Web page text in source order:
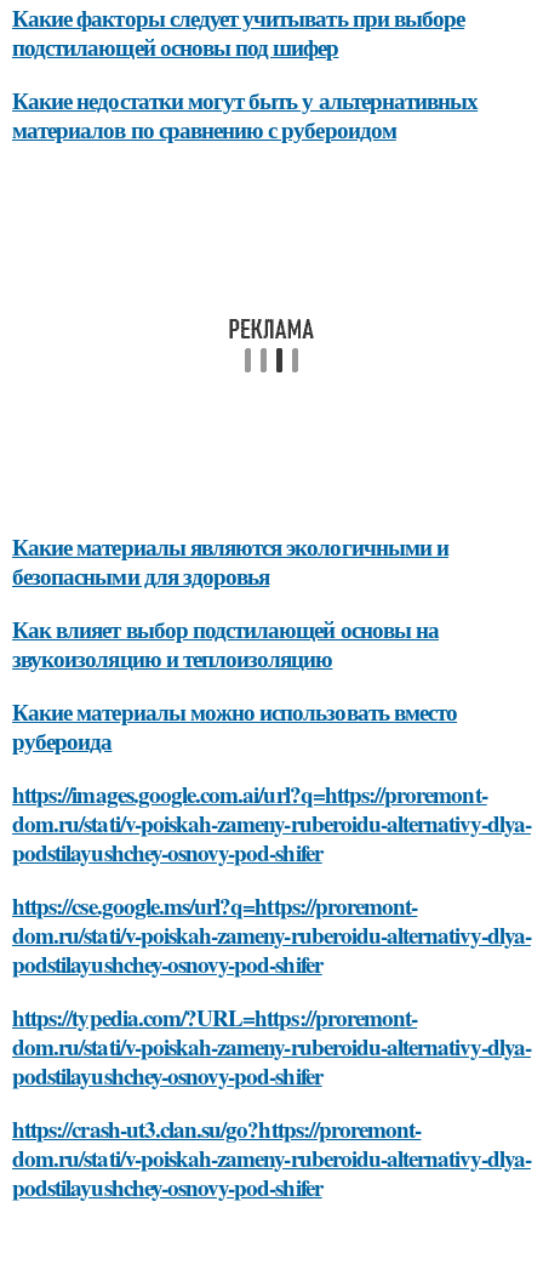
Какие факторы следует учитывать при выборе
подстилающей основы под шифер
Какие недостатки могут быть у альтернативных
материалов по сравнению с рубероидом
Какие материалы являются экологичными и
безопасными для здоровья
Как влияет выбор подстилающей основы на
звукоизоляцию и теплоизоляцию
Какие материалы можно использовать вместо
рубероида
https://images.google.com.ai/url?q=https://proremont-
dom.ru/stati/v-poiskah-zameny-ruberoidu-alternativy-dlya-
podstilayushchey-osnovy-pod-shifer
https://cse.google.ms/url?q=https://proremont-
dom.ru/stati/v-poiskah-zameny-ruberoidu-alternativy-dlya-
podstilayushchey-osnovy-pod-shifer
https://typedia.com/?URL=https://proremont-
dom.ru/stati/v-poiskah-zameny-ruberoidu-alternativy-dlya-
podstilayushchey-osnovy-pod-shifer
https://crash-ut3.clan.su/go?https://proremont-
dom.ru/stati/v-poiskah-zameny-ruberoidu-alternativy-dlya-
podstilayushchey-osnovy-pod-shifer